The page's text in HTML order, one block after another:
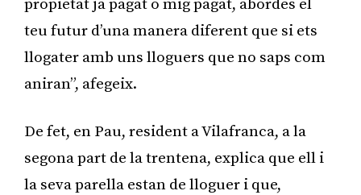
propietat ja pagat o mig pagat, abordes el
teu futur d’una manera diferent que si ets
llogater amb uns lloguers que no saps com
aniran”, afegeix.
De fet, en Pau, resident a Vilafranca, a la
segona part de la trentena, explica que ell i
la seva parella estan de lloguer i que,